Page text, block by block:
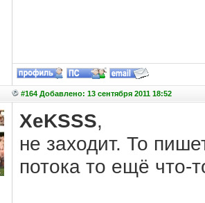
#164 Добавлено: 13 сентября 2011 18:52
XeKSSS,
не заходит. То
потока то ещё что-